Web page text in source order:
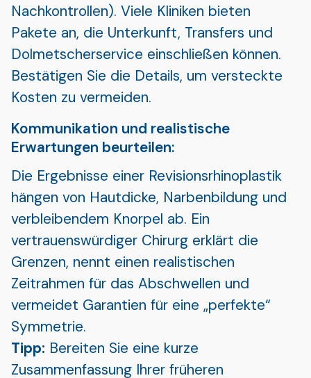
Nachkontrollen). Viele Kliniken bieten
Pakete an, die Unterkunft, Transfers und
Dolmetscherservice einschließen können.
Bestätigen Sie die Details, um versteckte
Kosten zu vermeiden.
Kommunikation und realistische
Erwartungen beurteilen:
Die Ergebnisse einer Revisionsrhinoplastik
hängen von Hautdicke, Narbenbildung und
verbleibendem Knorpel ab. Ein
vertrauenswürdiger Chirurg erklärt die
Grenzen, nennt einen realistischen
Zeitrahmen für das Abschwellen und
vermeidet Garantien für eine „perfekte“
Symmetrie.
Tipp: Bereiten Sie eine kurze
Zusammenfassung Ihrer früheren